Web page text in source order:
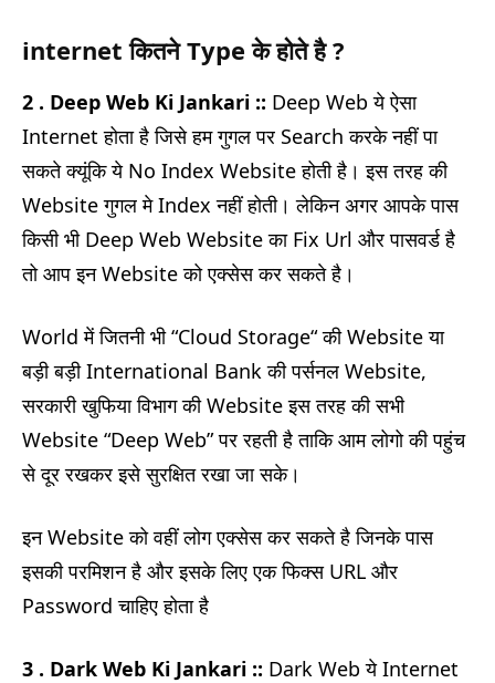
internet कितने Type के होते है ?
2 . Deep Web Ki Jankari :: Deep Web ये ऐसा
Internet होता है जिसे हम गुगल पर Search करके नहीं पा
सकते क्यूंकि ये No Index Website होती है। इस तरह की
Website गुगल मे Index नहीं होती। लेकिन अगर आपके पास
किसी भी Deep Web Website का Fix Url और पासवर्ड है
तो आप इन Website को एक्सेस कर सकते है।
World में जितनी भी “Cloud Storage“ की Website या
बड़ी बड़ी International Bank की पर्सनल Website,
सरकारी खुफिया विभाग की Website इस तरह की सभी
Website “Deep Web” पर रहती है ताकि आम लोगो की पहुंच
से दूर रखकर इसे सुरक्षित रखा जा सके।
इन Website को वहीं लोग एक्सेस कर सकते है जिनके पास
इसकी परमिशन है और इसके लिए एक फिक्स URL और
Password चाहिए होता है
3 . Dark Web Ki Jankari :: Dark Web ये Internet